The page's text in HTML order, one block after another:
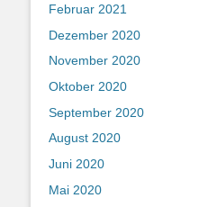
Februar 2021
Dezember 2020
November 2020
Oktober 2020
September 2020
August 2020
Juni 2020
Mai 2020